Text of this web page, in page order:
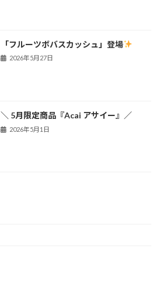
「フルーツボバスカッシュ」登場
2026年5月27日
＼ 5月限定商品『Acai アサイー』／
2026年5月1日